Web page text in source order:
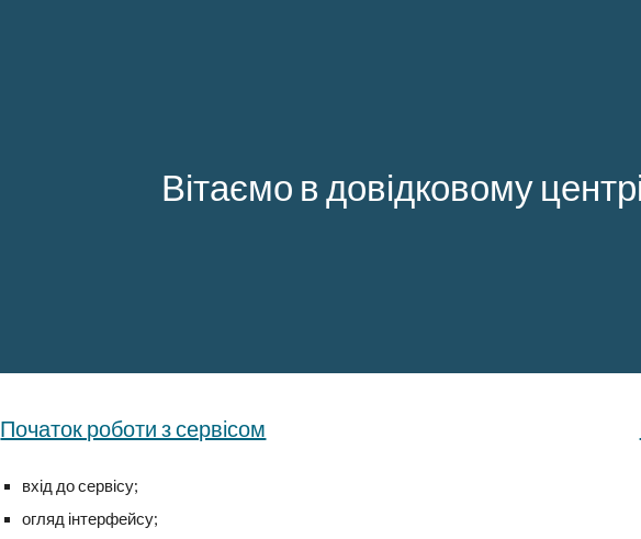
Вітаємо в довідковому
Початок роботи з сервісом
вхід до сервісу;
огляд інтерфейсу;